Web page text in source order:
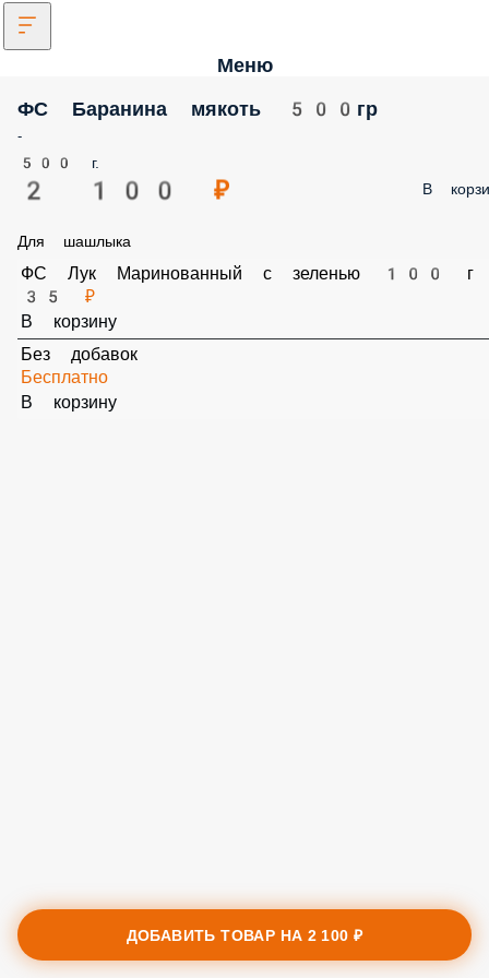
Меню
ФС Баранина мякоть 500гр
-
500 г.
2 100 ₽ В
Для шашлыка
ФС Лук Маринованный с зеленью 100 г
35 ₽
В корзину
Без добавок
Бесплатно
В корзину
ДОБАВИТЬ ТОВАР НА 2 100 ₽